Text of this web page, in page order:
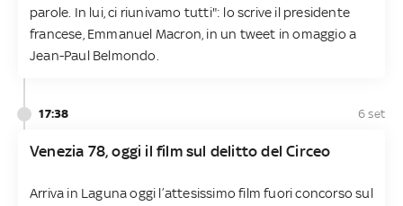
parole. In lui, ci riunivamo tutti": lo scrive il presidente
francese, Emmanuel Macron, in un tweet in omaggio a
Jean-Paul Belmondo.
17:38 6 set
Venezia 78, oggi il film sul delitto del Circeo
Arriva in Laguna oggi l’attesissimo film fuori concorso sul